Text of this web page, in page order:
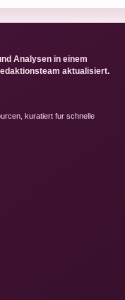
Analysen in einem
aktualisiert.
kuratiert fur schnelle